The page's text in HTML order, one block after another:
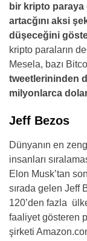
bir kripto paraya
artacğını aksi
düşeceğini
kripto paraların
Mesela, bazı
tweetlerininden
milyonlarca
Jeff Bezos
Dünyanın en
insanları
Elon Musk’tan
sırada gelen Jeff
120’den fazla
faaliyet gösteren
şirketi